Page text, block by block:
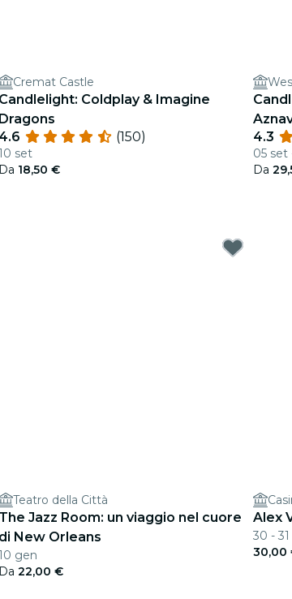
Cremat Castle
Candlelight: Coldplay & Imagine
Dragons
4.6
(150)
set
Da 18,50 €
4.3
05 set
Da
Teatro della Città
The Jazz Room: un viaggio nel cuore
di New Orleans
gen
Da 22,00 €
Alex
30 -
30,00